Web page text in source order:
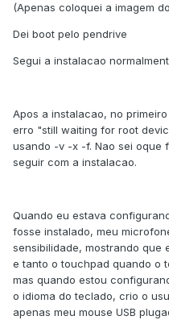
(Apenas coloquei a imagem do
Dei boot pelo pendrive
Segui a instalacao
Apos a instalacao, no
erro "still waiting for root
usando -v -x -f. Nao sei oque
seguir com a instalacao.
Quando eu estava
fosse instalado, meu
sensibilidade, mostrando que
e tanto o touchpad quando o
mas quando estou
o idioma do teclado, crio o
apenas meu mouse USB